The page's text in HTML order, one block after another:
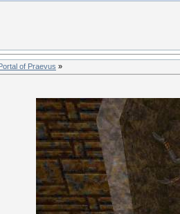
of Praevus »